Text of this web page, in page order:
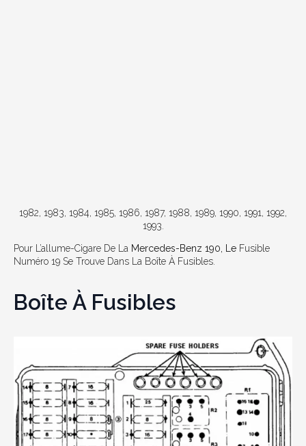
1982, 1983, 1984, 1985, 1986, 1987, 1988, 1989, 1990, 1991, 1992,
1993.
Pour L’allume-Cigare De La Mercedes-Benz 190, Le Fusible
Numéro 19 Se Trouve Dans La Boîte À Fusibles.
Boîte À Fusibles